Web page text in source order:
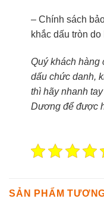
– Chính sách
khắc dấu tròn
Quý khách hàng
dấu chức danh,
thì hãy nhanh
Dương để được
SẢN PHẨM